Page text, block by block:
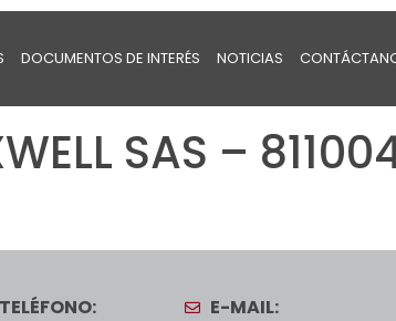
DOCUMENTOS DE INTERÉS NOTICIAS
SAS –
TELÉFONO:
E-MAIL: